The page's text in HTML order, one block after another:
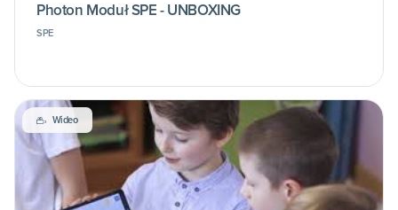
Photon Moduł SPE - UNBOXING
SPE
Wideo